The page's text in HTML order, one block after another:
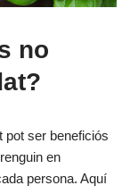
no
pot ser beneficiós
en
persona. Aquí